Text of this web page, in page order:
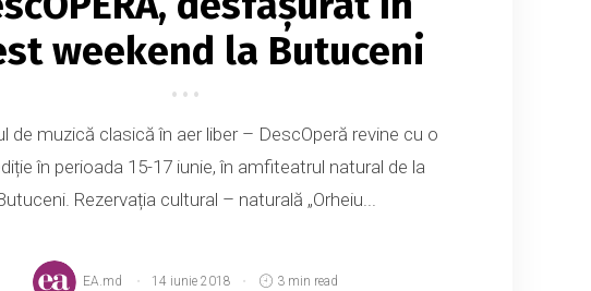
weekend la Butuceni
de muzică clasică în aer liber – DescOperă revine cu o
în perioada 15-17 iunie, în amfiteatrul natural de la
Rezervația cultural – naturală „Orheiu...
EA.md 14 iunie 2018 3 min read